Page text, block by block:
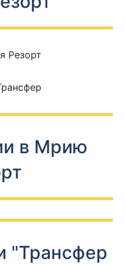
в Мрию
"Трансфер